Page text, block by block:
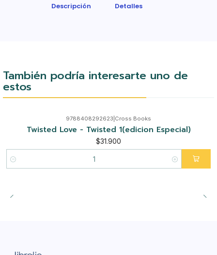
Descripción Detalles
También podría interesarte uno de
estos
9788408292623 Cross Books
Twisted Love - Twisted 1(edicion Especial)
$31.900
Cantidad